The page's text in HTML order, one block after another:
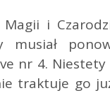
i
musiał
nr 4. Niestety
traktuje go